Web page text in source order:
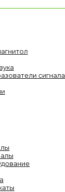
сигнала